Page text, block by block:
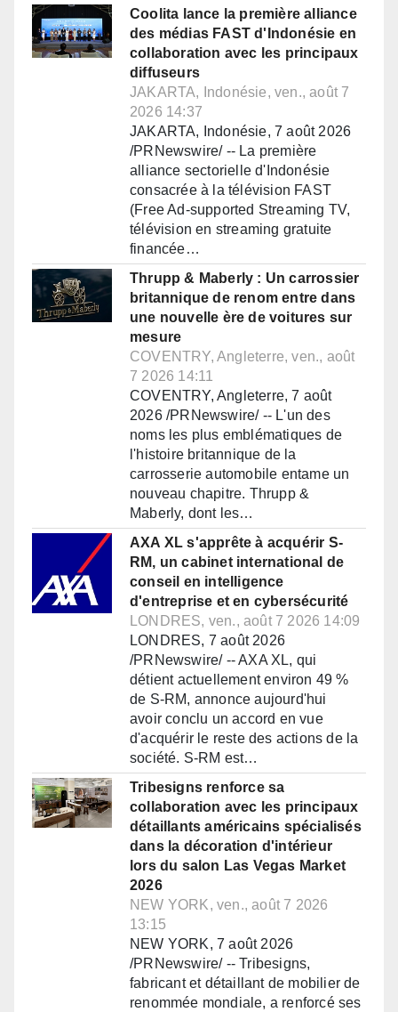
Coolita lance la première alliance
des médias FAST d'Indonésie en
collaboration avec les principaux
diffuseurs
JAKARTA, Indonésie, ven., août 7
2026 14:37
JAKARTA, Indonésie, 7 août 2026
/PRNewswire/ -- La première
alliance sectorielle d'Indonésie
consacrée à la télévision FAST
(Free Ad-supported Streaming TV,
télévision en streaming gratuite
financée…
Thrupp & Maberly : Un carrossier
britannique de renom entre dans
une nouvelle ère de voitures sur
mesure
COVENTRY, Angleterre, ven., août
7 2026 14:11
COVENTRY, Angleterre, 7 août
2026 /PRNewswire/ -- L'un des
noms les plus emblématiques de
l'histoire britannique de la
carrosserie automobile entame un
nouveau chapitre. Thrupp &
Maberly, dont les…
AXA XL s'apprête à acquérir S-
RM, un cabinet international de
conseil en intelligence
d'entreprise et en cybersécurité
LONDRES, ven., août 7 2026 14:09
LONDRES, 7 août 2026
/PRNewswire/ -- AXA XL, qui
détient actuellement environ 49 %
de S-RM, annonce aujourd'hui
avoir conclu un accord en vue
d'acquérir le reste des actions de la
société. S-RM est…
Tribesigns renforce sa
collaboration avec les principaux
détaillants américains spécialisés
dans la décoration d'intérieur
lors du salon Las Vegas Market
2026
NEW YORK, ven., août 7 2026
13:15
NEW YORK, 7 août 2026
/PRNewswire/ -- Tribesigns,
fabricant et détaillant de mobilier de
renommée mondiale, a renforcé ses